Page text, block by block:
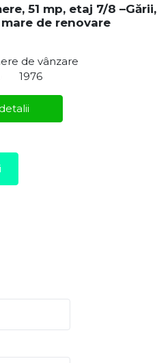
51 mp, etaj 7/8 –Gării,
de renovare
de vânzare
1976